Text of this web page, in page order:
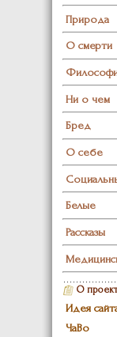
Природа
О смерти
Ни о чем
Бред
О себе
Белые
Рассказы
О
Идея
ЧаВо